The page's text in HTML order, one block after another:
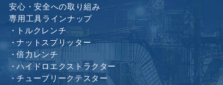
安心・安全への取り組み
専用工具ラインナップ
トルクレンチ
ナットスプリッター
倍力レンチ
ハイドロエクストラクター
チューブリークテスター